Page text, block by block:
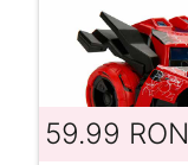
59.99 RON